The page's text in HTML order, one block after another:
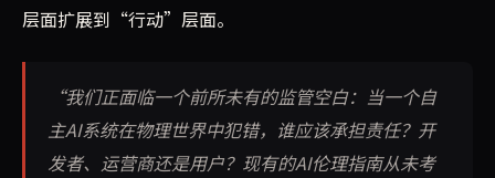
层面扩展到“行动”层面。
“我们正面临一个前所未有的监管空白：当一个自
主AI系统在物理世界中犯错，谁应该承担责任？开
发者、运营商还是用户？现有的AI伦理指南从未考